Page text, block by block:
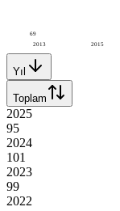
2013 2015
69
Yıl
Toplam
2025
95
2024
101
2023
99
2022